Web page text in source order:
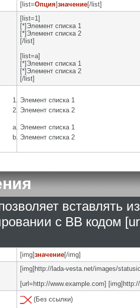
[list=Опция]значение[/list]
[list=1]
[*]Элемент списка 1
[*]Элемент списка 2
[/list]
[list=a]
[*]Элемент списка 1
[*]Элемент списка 2
[/list]
Элемент списка 1
Элемент списка 2
Элемент списка 1
Элемент списка 2
вставлять
с BB кодом
[img]значение[/img]
[img]http://lada-vesta.net/images/
[url=http://www.example.com]
(Без ссылки)